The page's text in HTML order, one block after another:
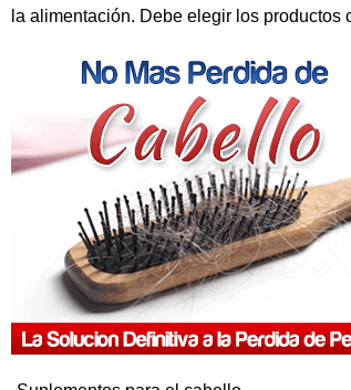
la alimentación. Debe elegir los productos